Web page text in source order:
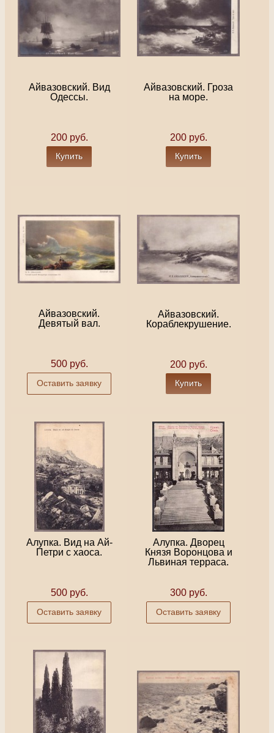
Айвазовский. Вид
Одессы.
200 руб.
Купить
Айвазовский. Гроза
на море.
200 руб.
Купить
Айвазовский.
Девятый вал.
500 руб.
Оставить заявку
Айвазовский.
Кораблекрушение.
200 руб.
Купить
Алупка. Вид на Ай-
Петри с хаоса.
500 руб.
Оставить заявку
Алупка. Дворец
Князя Воронцова и
Львиная терраса.
300 руб.
Оставить заявку